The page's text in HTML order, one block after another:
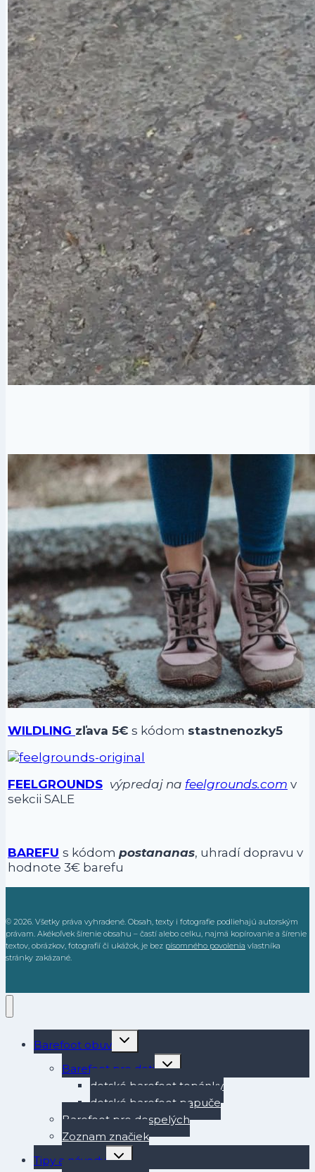
WILDLING zľava 5€ s kódom stastnenozky5
FEELGROUNDS výpredaj na feelgrounds.com v
sekcii SALE
BAREFU s kódom postananas, uhradí dopravu v
hodnote 3€ barefu
© 2026. Všetky práva vyhradené. Obsah, texty i fotografie podliehajú autorským
právam. Akékoľvek šírenie obsahu – častí alebo celku, najmä kopírovanie a šírenie
textov, obrázkov, fotografií či ukážok, je bez písomného povolenia vlastníka
stránky zakázané.
Barefoot obuv
Toggle
Barefoot pre deti
Toggle
child
menu
detské barefoot topánky
detské barefoot papuče
Barefoot pre dospelých
Zoznam značiek
Tipy a návody
Toggle
child